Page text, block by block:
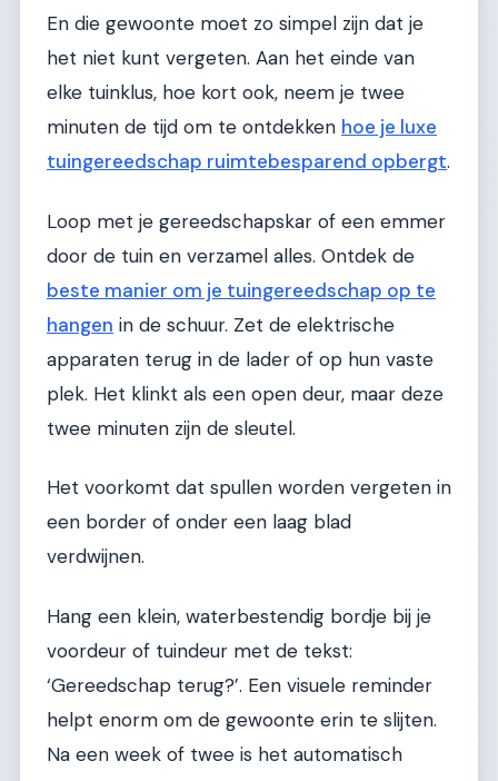
En die gewoonte moet zo simpel zijn dat je
het niet kunt vergeten. Aan het einde van
elke tuinklus, hoe kort ook, neem je twee
minuten de tijd om te ontdekken hoe je luxe
tuingereedschap ruimtebesparend opbergt.
Loop met je gereedschapskar of een emmer
door de tuin en verzamel alles. Ontdek de
beste manier om je tuingereedschap op te
hangen in de schuur. Zet de elektrische
apparaten terug in de lader of op hun vaste
plek. Het klinkt als een open deur, maar deze
twee minuten zijn de sleutel.
Het voorkomt dat spullen worden vergeten in
een border of onder een laag blad
verdwijnen.
Hang een klein, waterbestendig bordje bij je
voordeur of tuindeur met de tekst:
‘Gereedschap terug?’. Een visuele reminder
helpt enorm om de gewoonte erin te slijten.
Na een week of twee is het automatisch